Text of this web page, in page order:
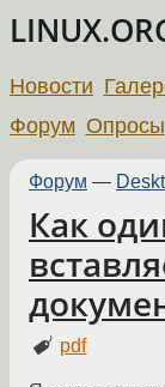
Новости
Форум Опросы
Форум —
Как
pdf